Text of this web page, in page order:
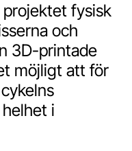
fysisk
och
3D-printade
möjligt att för
i